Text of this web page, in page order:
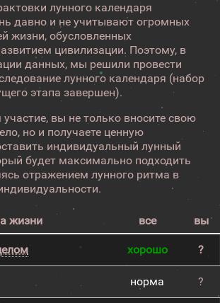
лунного календаря
давно и не учитывают огромных
жизни, обусловленных
цивилизации. Поэтому, в
данных, мы решили провести
лунного календаря (набор
этапа завершен).
вы не только вносите свою
но и получаете ценную
индивидуальный лунный
будет максимально подходить
отражением лунного ритма в
жизни все вы
хорошо ?
норма ?